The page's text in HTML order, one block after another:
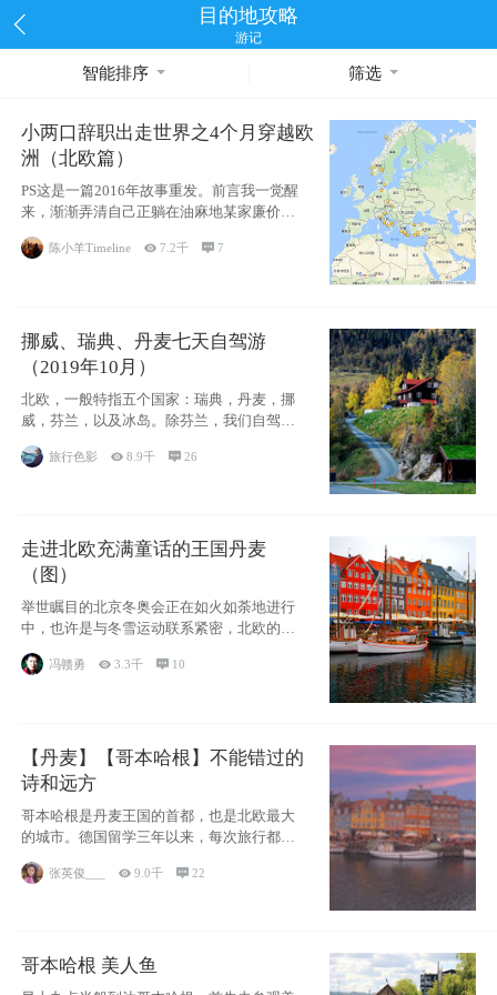
目的地攻略
游记
智能排序 筛选
小两口辞职出走世界之4个月穿越欧
洲（北欧篇）
PS这是一篇2016年故事重发。前言我一觉醒
来，渐渐弄清自己正躺在油麻地某家廉价宾
馆
陈小羊Timeline 7.2千 7
挪威、瑞典、丹麦七天自驾游
（2019年10月）
北欧，一般特指五个国家：瑞典，丹麦，挪
威，芬兰，以及冰岛。除芬兰，我们自驾游
旅行色影 8.9千 26
走进北欧充满童话的王国丹麦
（图）
举世瞩目的北京冬奥会正在如火如荼地进行
中，也许是与冬雪运动联系紧密，北欧的一
些国家因
冯赣勇 3.3千  10
【丹麦】【哥本哈根】不能错过的
诗和远方
哥本哈根是丹麦王国的首都，也是北欧最大
的城市。德国留学三年以来，每次旅行都是
张英俊___ 9.0千 22
哥本哈根 美人鱼